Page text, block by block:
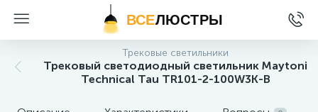
ВСЕЛЮСТРЫ
Трековые светильники
Трековый светодиодный светильник Maytoni
Technical Tau TR101-2-100W3K-B